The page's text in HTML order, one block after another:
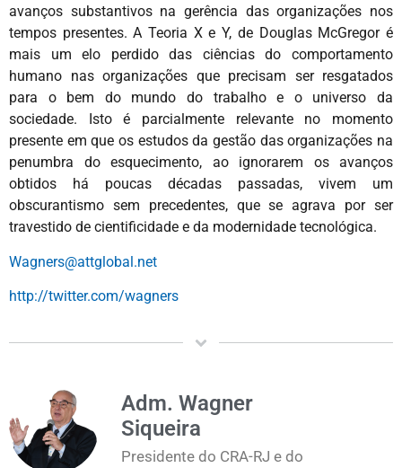
avanços substantivos na gerência das organizações nos
tempos presentes. A Teoria X e Y, de Douglas McGregor é
mais um elo perdido das ciências do comportamento
humano nas organizações que precisam ser resgatados
para o bem do mundo do trabalho e o universo da
sociedade. Isto é parcialmente relevante no momento
presente em que os estudos da gestão das organizações na
penumbra do esquecimento, ao ignorarem os avanços
obtidos há poucas décadas passadas, vivem um
obscurantismo sem precedentes, que se agrava por ser
travestido de cientificidade e da modernidade tecnológica.
Wagners@attglobal.net
http://twitter.com/wagners
Adm. Wagner
Siqueira
Presidente do CRA-RJ e do